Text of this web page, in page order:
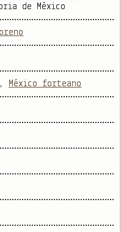
de México
, México forteano